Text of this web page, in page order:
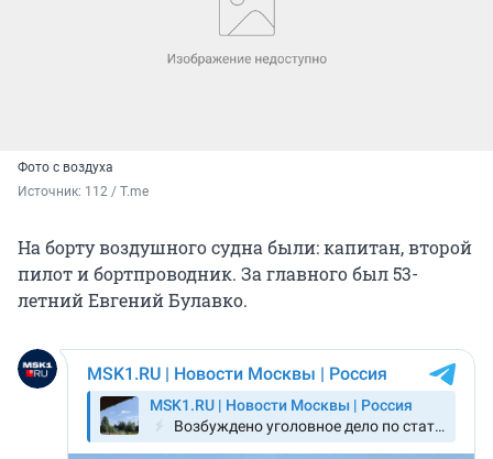
Фото с воздуха
Источник: 112 / T.me
На борту воздушного судна были: капитан, второй
пилот и бортпроводник. За главного был 53-
летний Евгений Булавко.